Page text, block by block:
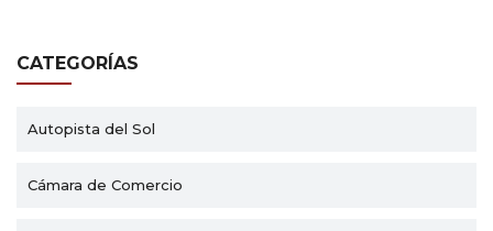
CATEGORÍAS
Autopista del Sol
Cámara de Comercio